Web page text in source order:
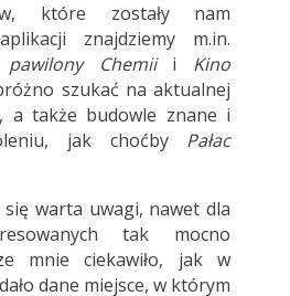
które zostały nam
znajdziemy m.in.
pawilony Chemiii Kino
szukać na aktualnej
a także budowle znane i
jak choćby Pałac
się warta uwagi, nawet dla
tak mocno
mnie ciekawiło, jak w
dane miejsce, w którym